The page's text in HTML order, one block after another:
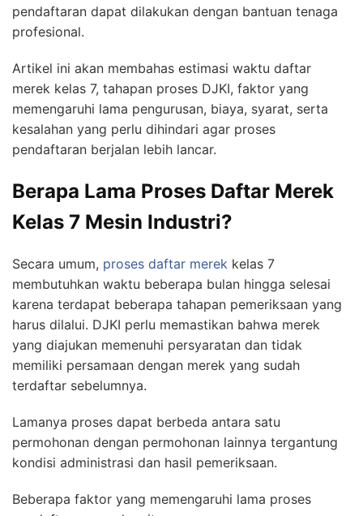
pendaftaran dapat dilakukan dengan bantuan tenaga
profesional.
Artikel ini akan membahas estimasi waktu daftar
merek kelas 7, tahapan proses DJKI, faktor yang
memengaruhi lama pengurusan, biaya, syarat, serta
kesalahan yang perlu dihindari agar proses
pendaftaran berjalan lebih lancar.
Berapa Lama Proses Daftar Merek
Kelas 7 Mesin Industri?
Secara umum, proses daftar merek kelas 7
membutuhkan waktu beberapa bulan hingga selesai
karena terdapat beberapa tahapan pemeriksaan yang
harus dilalui. DJKI perlu memastikan bahwa merek
yang diajukan memenuhi persyaratan dan tidak
memiliki persamaan dengan merek yang sudah
terdaftar sebelumnya.
Lamanya proses dapat berbeda antara satu
permohonan dengan permohonan lainnya tergantung
kondisi administrasi dan hasil pemeriksaan.
Beberapa faktor yang memengaruhi lama proses